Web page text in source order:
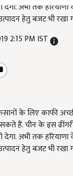
देगा. अभी तक
हेतु बजट भी रखा
2:15 PM IST
के लिए काफी
हैं. चीन के इस ढींगरी
देगा. अभी तक
हेतु बजट भी रखा